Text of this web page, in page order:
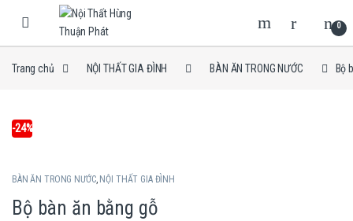
Skip to navigation
Skip to content
0
Trang chủ NỘI THẤT GIA ĐÌNH BÀN ĂN TRONG NƯỚC Bộ
-24%
BÀN ĂN TRONG NƯỚC, NỘI THẤT GIA ĐÌNH
Bộ bàn ăn bằng gỗ